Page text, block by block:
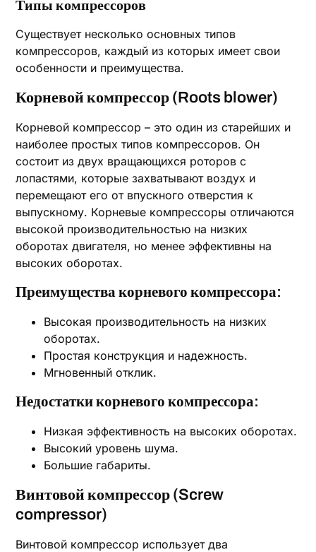
Типы компрессоров
Существует несколько основных типов
компрессоров, каждый из которых имеет свои
особенности и преимущества.
Корневой компрессор (Roots blower)
Корневой компрессор – это один из старейших и
наиболее простых типов компрессоров. Он
состоит из двух вращающихся роторов с
лопастями, которые захватывают воздух и
перемещают его от впускного отверстия к
выпускному. Корневые компрессоры отличаются
высокой производительностью на низких
оборотах двигателя, но менее эффективны на
высоких оборотах.
Преимущества корневого компрессора:
Высокая производительность на низких
оборотах.
Простая конструкция и надежность.
Мгновенный отклик.
Недостатки корневого компрессора:
Низкая эффективность на высоких оборотах.
Высокий уровень шума.
Большие габариты.
Винтовой компрессор (Screw
compressor)
Винтовой компрессор использует два